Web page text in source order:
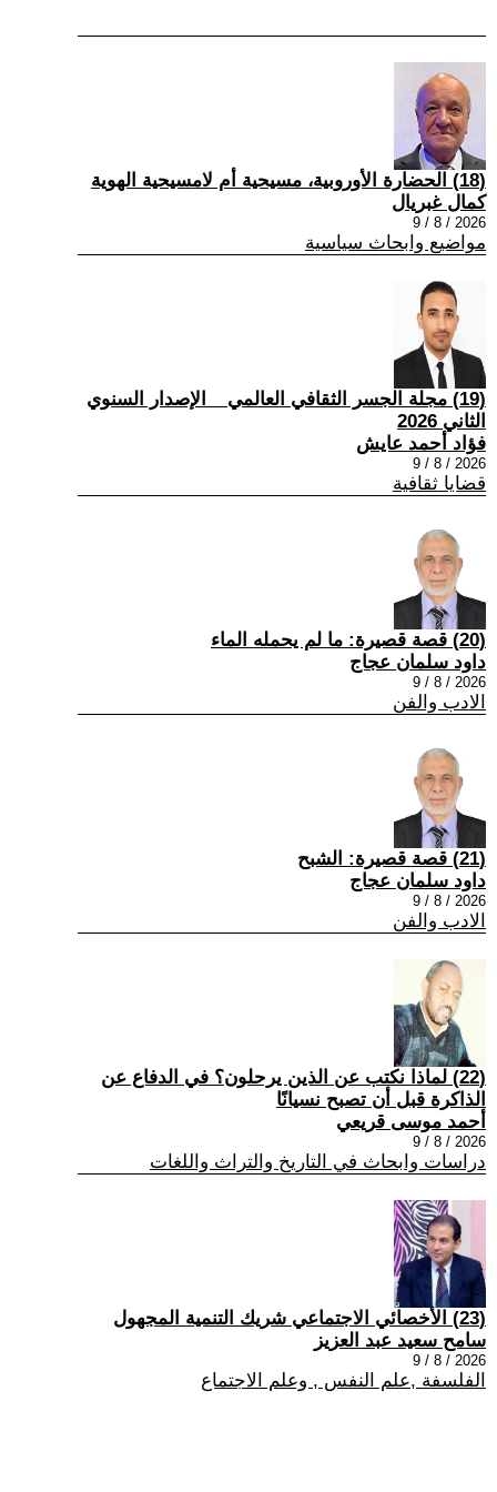
(18) الحضارة الأوروبية، مسيحية أم لامسيحية الهوية
كمال غبريال
2026 / 8 / 9
مواضيع وابحاث سياسية
(19) مجلة الجسر الثقافي العالمي _ الإصدار السنوي
الثاني 2026
فؤاد أحمد عايش
2026 / 8 / 9
قضايا ثقافية
(20) قصة قصيرة: ما لم يحمله الماء
داود سلمان عجاج
2026 / 8 / 9
الادب والفن
(21) قصة قصيرة: الشبح
داود سلمان عجاج
2026 / 8 / 9
الادب والفن
(22) لماذا نكتب عن الذين يرحلون؟ في الدفاع عن
الذاكرة قبل أن تصبح نسيانًا
أحمد موسى قريعي
2026 / 8 / 9
دراسات وابحاث في التاريخ والتراث واللغات
(23) الأخصائي الاجتماعي شريك التنمية المجهول
سامح سعيد عبد العزيز
2026 / 8 / 9
الفلسفة ,علم النفس , وعلم الاجتماع